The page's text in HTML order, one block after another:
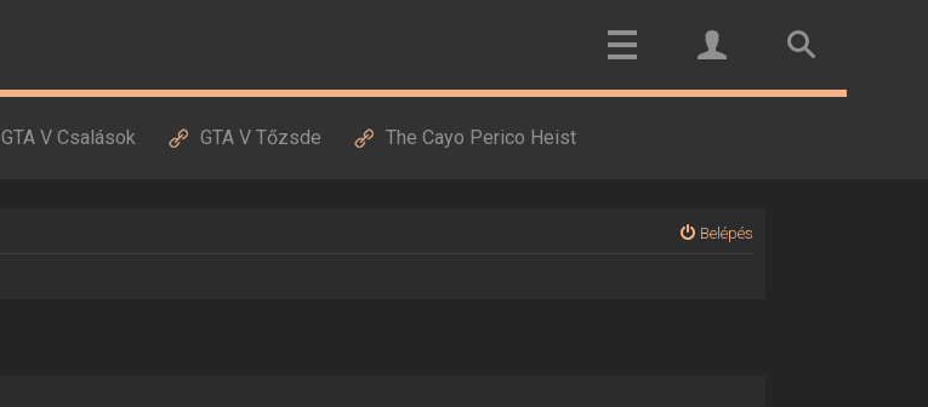
GTA V Csalások GTA V Tőzsde The Cayo Perico Heist
Belépés